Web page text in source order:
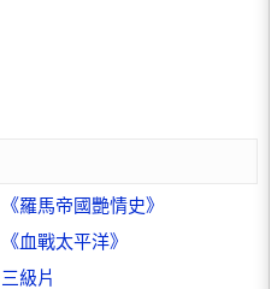
《羅馬帝國艷情史》
《血戰太平洋》
三級片